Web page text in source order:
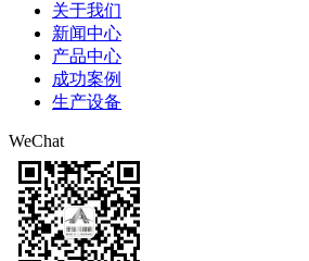
关于我们
新闻中心
产品中心
成功案例
生产设备
WeChat